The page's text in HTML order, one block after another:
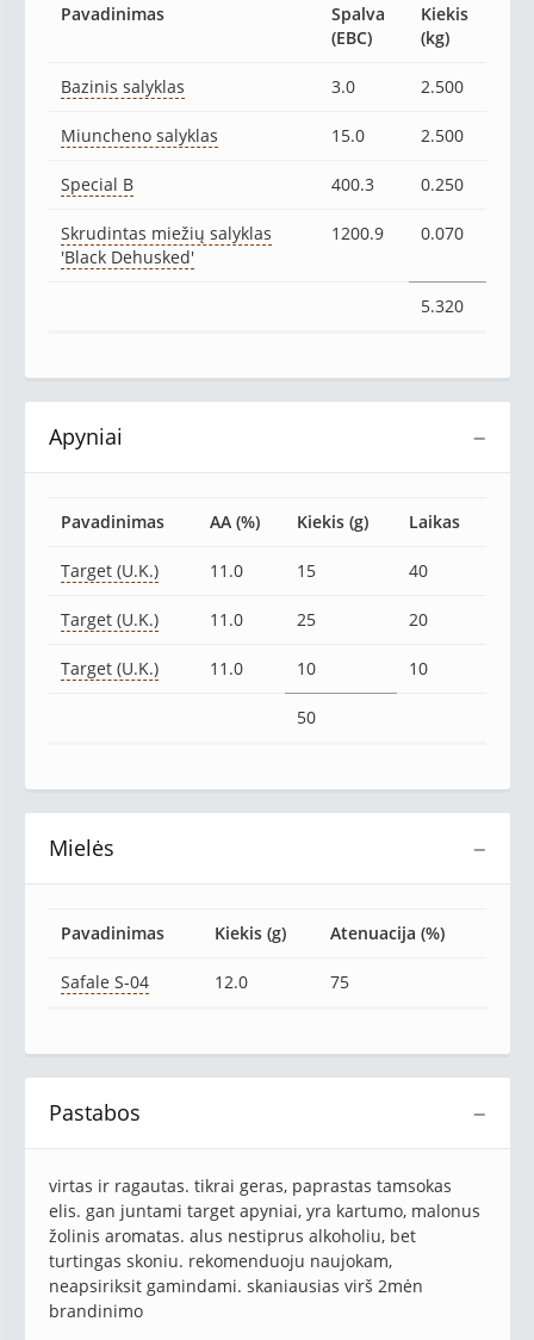
Pavadinimas
Spalva
(EBC)
Kiekis
(kg)
Bazinis salyklas 3.0 2.500
Miuncheno salyklas 15.0 2.500
Special B 400.3 0.250
Skrudintas miežių salyklas
'Black Dehusked'
1200.9 0.070
5.320
−
Apyniai
Pavadinimas AA (%) Kiekis (g) Laikas
Target (U.K.) 11.0 15 40
Target (U.K.) 11.0 25 20
Target (U.K.) 11.0 10 10
50
−
Mielės
Pavadinimas Kiekis (g) Atenuacija (%)
Safale S-04 12.0 75
−
Pastabos
virtas ir ragautas. tikrai geras, paprastas tamsokas
elis. gan juntami target apyniai, yra kartumo, malonus
žolinis aromatas. alus nestiprus alkoholiu, bet
turtingas skoniu. rekomenduoju naujokam,
neapsiriksit gamindami. skaniausias virš 2mėn
brandinimo